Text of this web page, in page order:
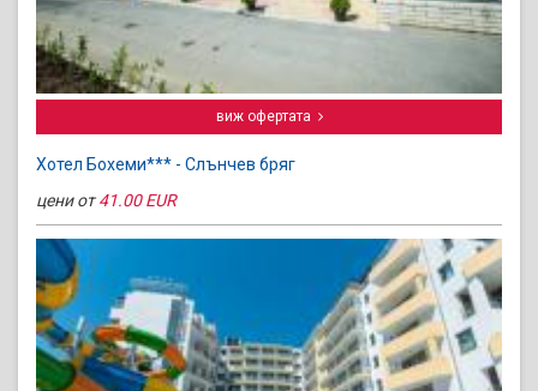
виж офертата
Хотел Бохеми*** - Слънчев бряг
цени от41.00 EUR